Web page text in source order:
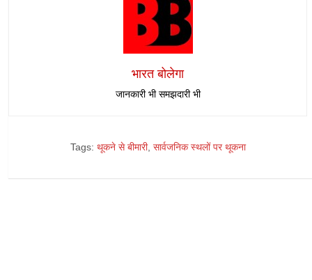
भारत बोलेगा
जानकारी भी समझदारी भी
Tags: थूकने से बीमारी, सार्वजनिक स्थलों पर थूकना